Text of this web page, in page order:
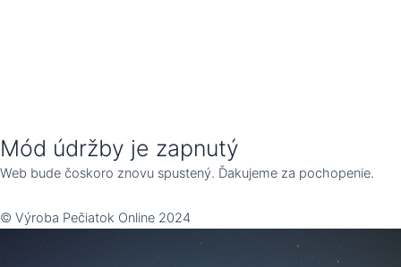
Mód údržby je zapnutý
Web bude čoskoro znovu spustený. Ďakujeme za pochopenie.
© Výroba Pečiatok Online 2024